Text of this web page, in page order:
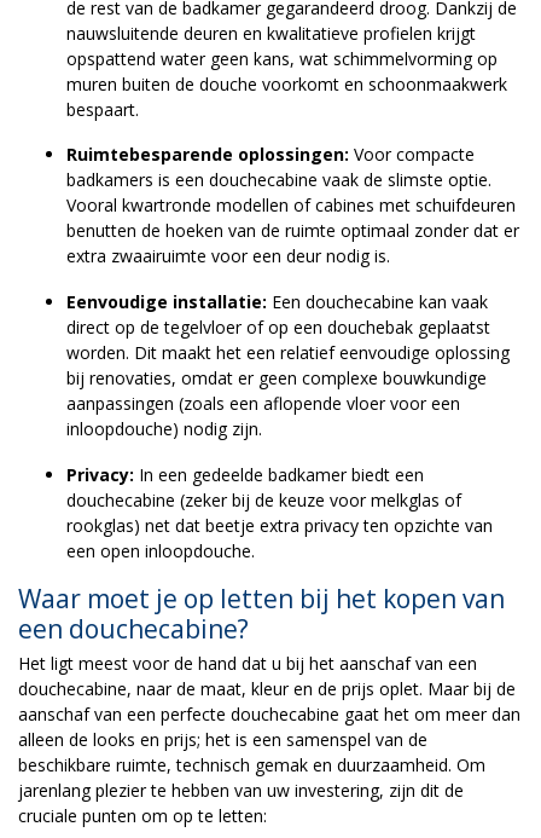
de rest van de badkamer gegarandeerd droog. Dankzij de
nauwsluitende deuren en kwalitatieve profielen krijgt
opspattend water geen kans, wat schimmelvorming op
muren buiten de douche voorkomt en schoonmaakwerk
bespaart.
Ruimtebesparende oplossingen: Voor compacte
badkamers is een douchecabine vaak de slimste optie.
Vooral kwartronde modellen of cabines met schuifdeuren
benutten de hoeken van de ruimte optimaal zonder dat er
extra zwaairuimte voor een deur nodig is.
Eenvoudige installatie: Een douchecabine kan vaak
direct op de tegelvloer of op een douchebak geplaatst
worden. Dit maakt het een relatief eenvoudige oplossing
bij renovaties, omdat er geen complexe bouwkundige
aanpassingen (zoals een aflopende vloer voor een
inloopdouche) nodig zijn.
Privacy: In een gedeelde badkamer biedt een
douchecabine (zeker bij de keuze voor melkglas of
rookglas) net dat beetje extra privacy ten opzichte van
een open inloopdouche.
Waar moet je op letten bij het kopen van
een douchecabine?
Het ligt meest voor de hand dat u bij het aanschaf van een
douchecabine, naar de maat, kleur en de prijs oplet. Maar bij de
aanschaf van een perfecte douchecabine gaat het om meer dan
alleen de looks en prijs; het is een samenspel van de
beschikbare ruimte, technisch gemak en duurzaamheid. Om
jarenlang plezier te hebben van uw investering, zijn dit de
cruciale punten om op te letten: